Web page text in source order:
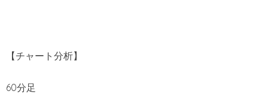
【チャート分析】
60分足